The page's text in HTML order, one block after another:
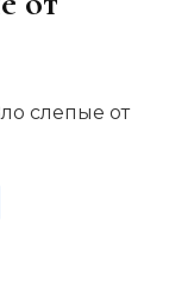
слепые от